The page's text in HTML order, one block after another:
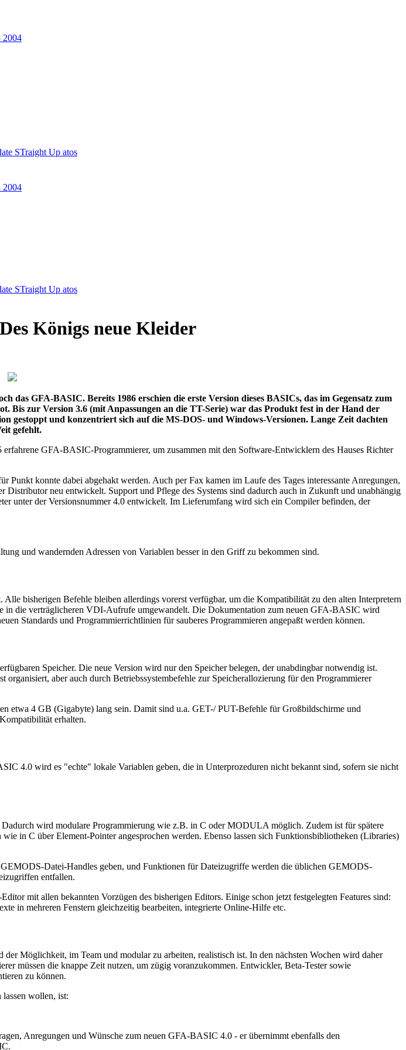
2004
STraight Up atos
2004
STraight Up atos
Königs neue Kleider
GFA-BASIC. Bereits 1986 erschien die erste Version dieses BASICs, das im Gegensatz zum
Bis zur Version 3.6 (mit Anpassungen an die TT-Serie) war das Produkt fest in der Hand der
und konzentriert sich auf die MS-DOS- und Windows-Versionen. Lange Zeit dachten
gefehlt.
GFA-BASIC-Programmierer, um zusammen mit den Software-Entwicklern des Hauses Richter
konnte dabei abgehakt werden. Auch per Fax kamen im Laufe des Tages interessante Anregungen,
neu entwickelt. Support und Pflege des Systems sind dadurch auch in Zukunft und unabhängig
unter der Versionsnummer 4.0 entwickelt. Im Lieferumfang wird sich ein Compiler befinden, der
und wandernden Adressen von Variablen besser in den Griff zu bekommen sind.
bisherigen Befehle bleiben allerdings vorerst verfügbar, um die Kompatibilität zu den alten Interpretern
die verträglicheren VDI-Aufrufe umgewandelt. Die Dokumentation zum neuen GFA-BASIC wird
Standards und Programmierrichtlinien für sauberes Programmieren angepaßt werden können.
Speicher. Die neue Version wird nur den Speicher belegen, der unabdingbar notwendig ist.
aber auch durch Betriebssystembefehle zur Speicherallozierung für den Programmierer
etwa 4 GB (Gigabyte) lang sein. Damit sind u.a. GET-/ PUT-Befehle für Großbildschirme und
erhalten.
4.0 wird es "echte" lokale Variablen geben, die in Unterprozeduren nicht bekannt sind, sofern sie nicht
wird modulare Programmierung wie z.B. in C oder MODULA möglich. Zudem ist für spätere
in C über Element-Pointer angesprochen werden. Ebenso lassen sich Funktionsbibliotheken (Libraries)
Datei-Handles geben, und Funktionen für Dateizugriffe werden die üblichen GEMODS-
entfallen.
mit allen bekannten Vorzügen des bisherigen Editors. Einige schon jetzt festgelegten Features sind:
in mehreren Fenstern gleichzeitig bearbeiten, integrierte Online-Hilfe etc.
Möglichkeit, im Team und modular zu arbeiten, realistisch ist. In den nächsten Wochen wird daher
müssen die knappe Zeit nutzen, um zügig voranzukommen. Entwickler, Beta-Tester sowie
zu können.
wollen, ist:
Anregungen und Wünsche zum neuen GFA-BASIC 4.0 - er übernimmt ebenfalls den